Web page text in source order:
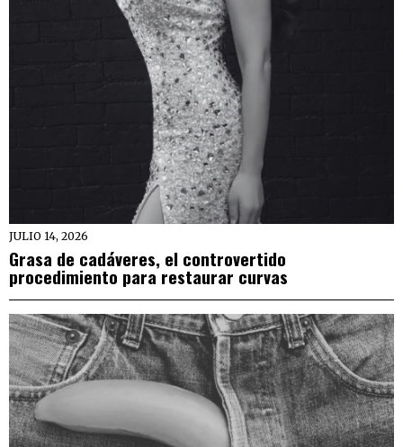
JULIO 14, 2026
Grasa de cadáveres, el controvertido
procedimiento para restaurar curvas